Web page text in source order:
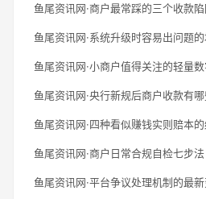
鱼尾资讯网·商户最常踩的三个收款
鱼尾资讯网·系统升级时容易出问题
鱼尾资讯网·小商户值得关注的轻量
鱼尾资讯网·央行新规后商户收款有
鱼尾资讯网·四种看似赚钱实则赔本
鱼尾资讯网·商户日常合规自检七步法
鱼尾资讯网·平台争议处理机制的最